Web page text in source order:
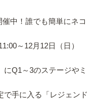
中！誰でも簡単にネコ
～12月12日（日）
にQ1～3のステージやミ
で手に入る「レジェンド